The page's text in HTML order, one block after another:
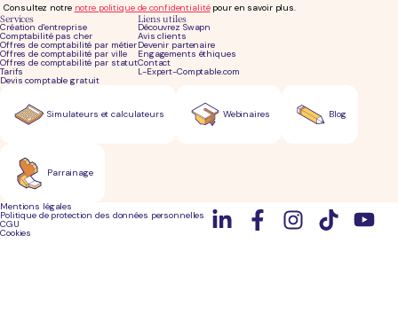
Services
Création d'entreprise
Comptabilité pas cher
Offres de comptabilité par métier
Offres de comptabilité par ville
Offres de comptabilité par statut
Tarifs
Devis comptable gratuit
Liens utiles
Découvrez Swapn
Avis clients
Devenir partenaire
Engagements éthiques
Contact
L-Expert-Comptable.com
Consultez notre notre politique de confidentialitépour en savoir plus.
Simulateurs et calculateurs Blog
Parrainage
Webinaires
Mentions légales
Politique de protection des données personnelles
CGU
Cookies